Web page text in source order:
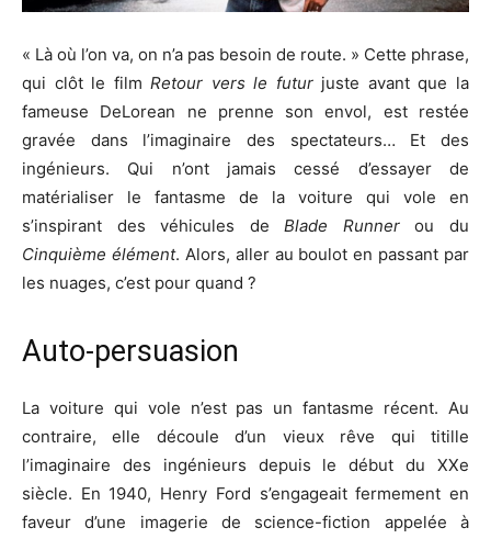
« Là où l’on va, on n’a pas besoin de route. » Cette phrase,
qui clôt le filmRetour vers le futurjuste avant que la
fameuse DeLorean ne prenne son envol, est restée
gravée dans l’imaginaire des spectateurs… Et des
ingénieurs. Qui n’ont jamais cessé d’essayer de
matérialiser le fantasme de la voiture qui vole en
s’inspirant des véhicules deBlade Runnerou du
Cinquième élément. Alors, aller au boulot en passant par
les nuages, c’est pour quand ?
Auto-persuasion
La voiture qui vole n’est pas un fantasme récent. Au
contraire, elle découle d’un vieux rêve qui titille
l’imaginaire des ingénieurs depuis le début du XXe
siècle. En 1940, Henry Ford s’engageait fermement en
faveur d’une imagerie de science-fiction appelée à